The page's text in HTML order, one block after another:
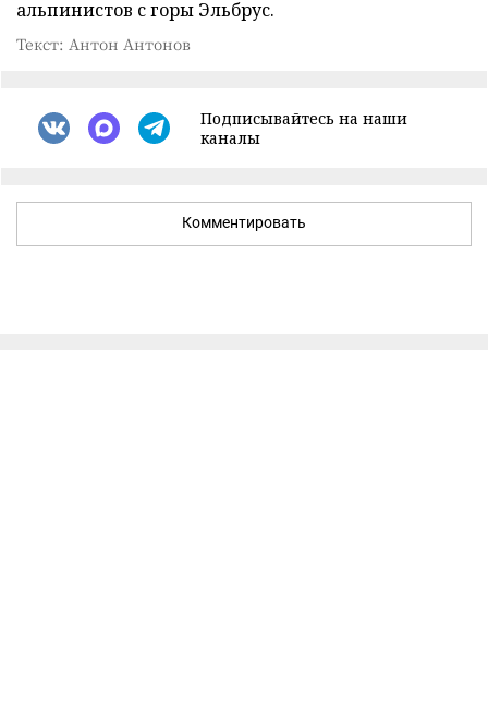
альпинистов с горы Эльбрус.
Текст: Антон Антонов
Подписывайтесь на наши
каналы
Комментировать